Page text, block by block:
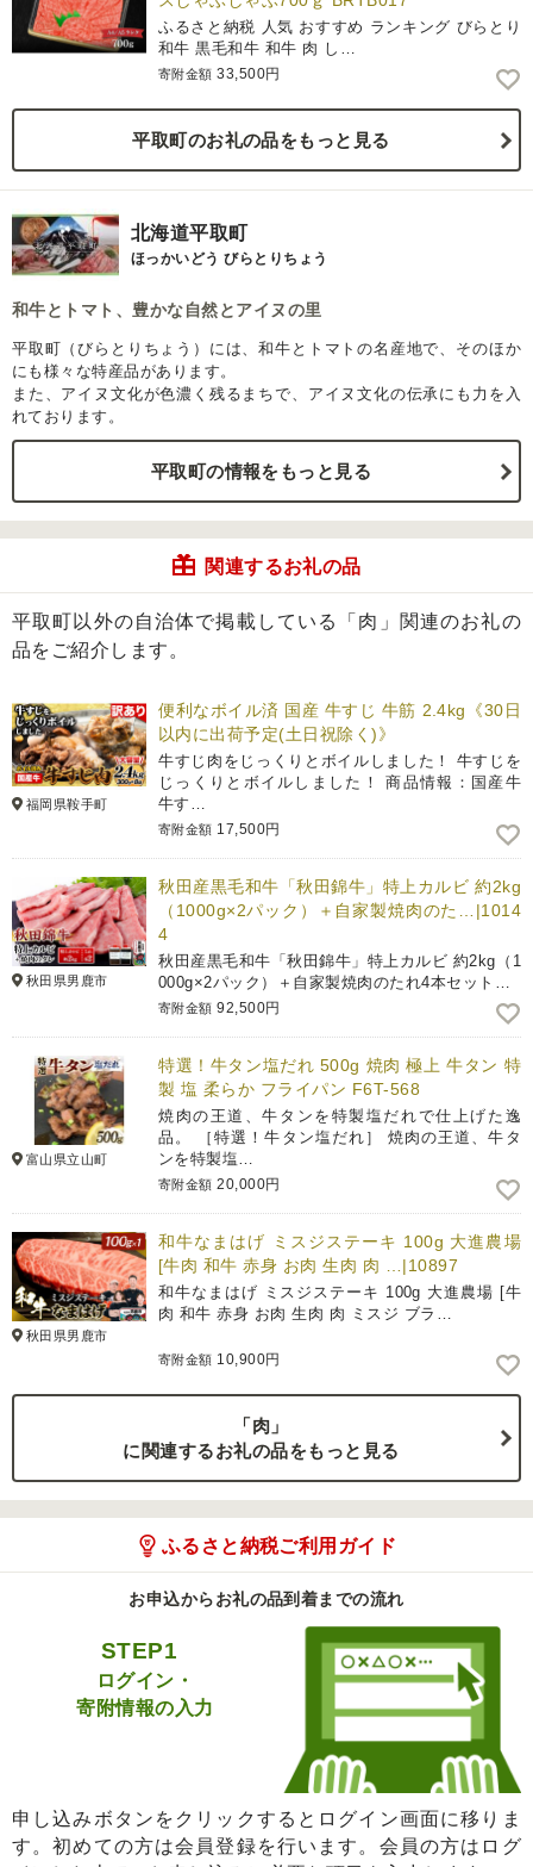
ふるさと納税 人気 おすすめ ランキング びらとり
和牛 黒毛和牛 和牛 肉 し…
寄附金額 33,500円
平取町のお礼の品をもっと見る
北海道平取町
ほっかいどう びらとりちょう
和牛とトマト、豊かな自然とアイヌの里
平取町（びらとりちょう）には、和牛とトマトの名産地で、そのほか
にも様々な特産品があります。
また、アイヌ文化が色濃く残るまちで、アイヌ文化の伝承にも力を入
れております。
平取町の情報をもっと見る
関連するお礼の品
平取町以外の自治体で掲載している「肉」関連のお礼の
品をご紹介します。
福岡県鞍手町
便利なボイル済 国産 牛すじ 牛筋 2.4kg《30日
以内に出荷予定(土日祝除く)》
牛すじ肉をじっくりとボイルしました！ 牛すじを
じっくりとボイルしました！ 商品情報：国産牛
牛す…
寄附金額 17,500円
秋田県男鹿市
秋田産黒毛和牛「秋田錦牛」特上カルビ 約2kg
（1000g×2パック）＋自家製焼肉のた…|1014
4
秋田産黒毛和牛「秋田錦牛」特上カルビ 約2kg（1
000g×2パック）＋自家製焼肉のたれ4本セット…
寄附金額 92,500円
富山県立山町
特選！牛タン塩だれ 500g 焼肉 極上 牛タン 特
製 塩 柔らか フライパン F6T-568
焼肉の王道、牛タンを特製塩だれで仕上げた逸
品。 ［特選！牛タン塩だれ］ 焼肉の王道、牛タ
ンを特製塩…
寄附金額 20,000円
秋田県男鹿市
和牛なまはげ ミスジステーキ 100g 大進農場
[牛肉 和牛 赤身 お肉 生肉 肉 …|10897
和牛なまはげ ミスジステーキ 100g 大進農場 [牛
肉 和牛 赤身 お肉 生肉 肉 ミスジ ブラ…
寄附金額 10,900円
「肉」
に関連するお礼の品をもっと見る
ふるさと納税ご利用ガイド
お申込からお礼の品到着までの流れ
STEP1
ログイン・
寄附情報の入力
申し込みボタンをクリックするとログイン画面に移りま
す。初めての方は会員登録を行います。会員の方はログ